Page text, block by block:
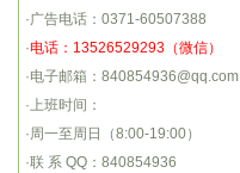
·广告电话：0371-60507388
·电话：13526529293（微信）
·电子邮箱：840854936@qq.com
·上班时间：
·周一至周日（8:00-19:00）
·联 系 QQ：840854936